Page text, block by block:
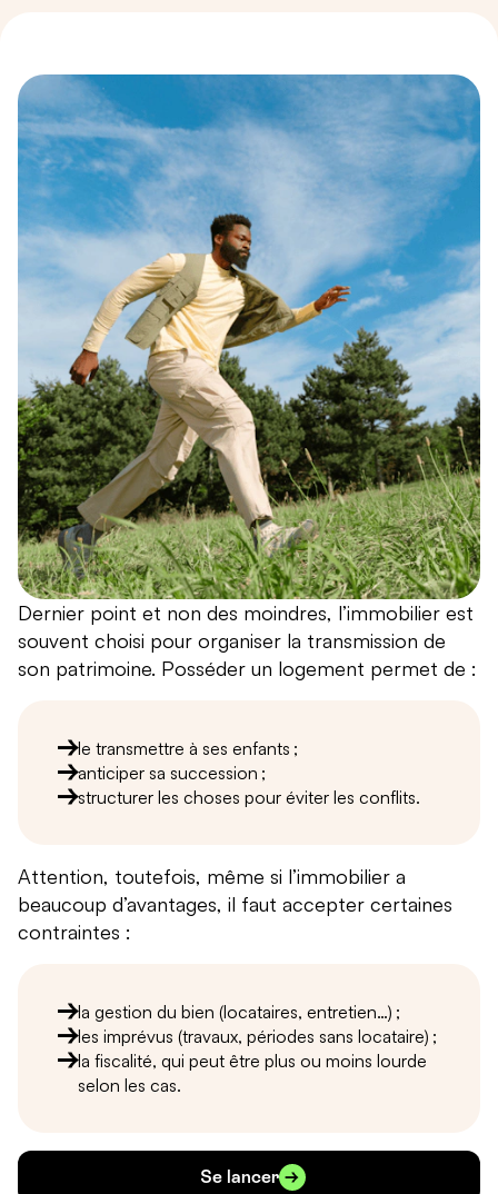
Dernier point et non des moindres, l’immobilier est
souvent choisi pour organiser la transmission de
son patrimoine. Posséder un logement permet de :
le transmettre à ses enfants ;
anticiper sa succession ;
structurer les choses pour éviter les conflits.
Attention, toutefois, même si l’immobilier a
beaucoup d’avantages, il faut accepter certaines
contraintes :
la gestion du bien (locataires, entretien…) ;
les imprévus (travaux, périodes sans locataire) ;
la fiscalité, qui peut être plus ou moins lourde
selon les cas.
Se lancer